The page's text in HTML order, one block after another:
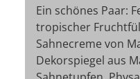
Ein schönes Paar:
tropischer
Sahnecreme von
Dekorspiegel aus